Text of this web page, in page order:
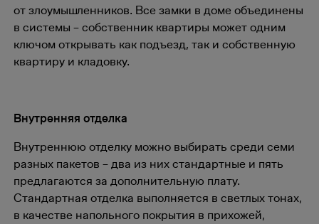
от злоумышленников. Все замки в доме объединены
в системы – собственник квартиры может одним
ключом открывать как подъезд, так и собственную
квартиру и кладовку.
Внутренняя отделка
Внутреннюю отделку можно выбирать среди семи
разных пакетов – два из них стандартные и пять
предлагаются за дополнительную плату.
Стандартная отделка выполняется в светлых тонах,
в качестве напольного покрытия в прихожей,